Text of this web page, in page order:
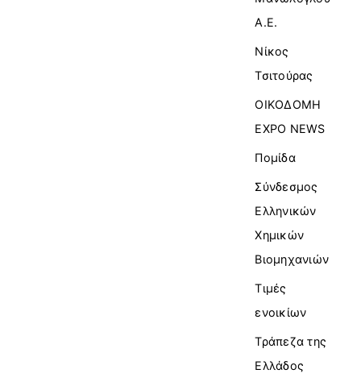
Α.Ε.
Νίκος
Τσιτούρας
ΟΙΚΟΔΟΜΗ
EXPO NEWS
Πομίδα
Σύνδεσμος
Ελληνικών
Χημικών
Βιομηχανιών
Τιμές
ενοικίων
Τράπεζα της
Ελλάδος